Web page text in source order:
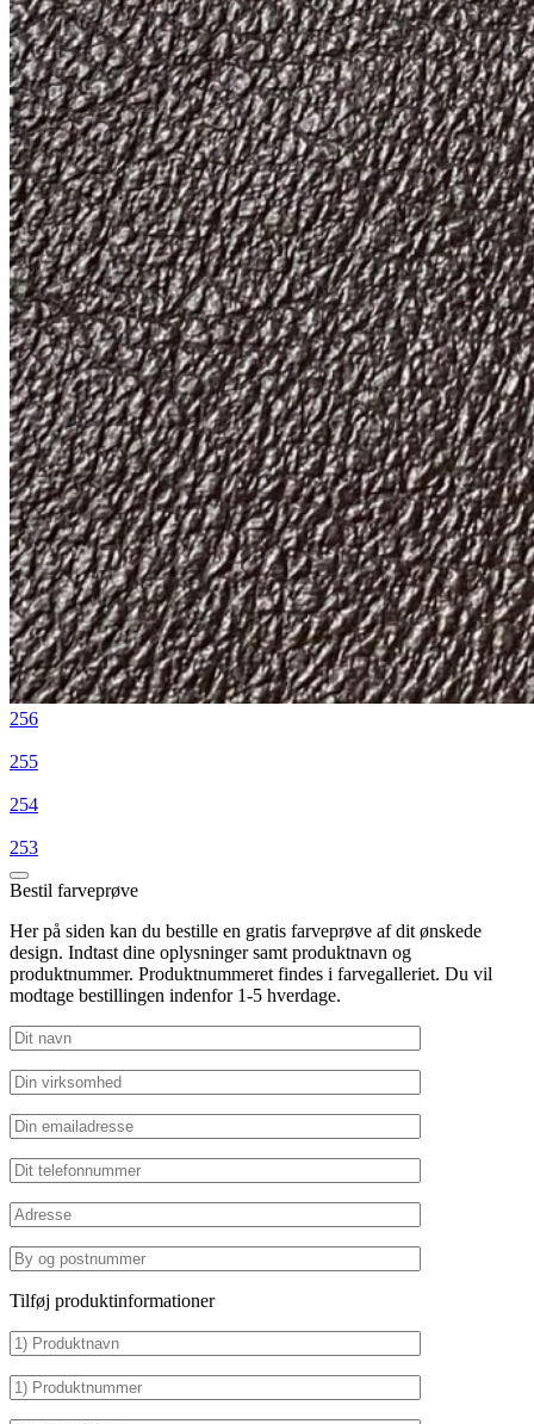
256
255
254
253
Bestil farveprøve
Her på siden kan du bestille en gratis farveprøve af dit ønskede
design. Indtast dine oplysninger samt produktnavn og
produktnummer. Produktnummeret findes i farvegalleriet. Du vil
modtage bestillingen indenfor 1-5 hverdage.
Tilføj produktinformationer